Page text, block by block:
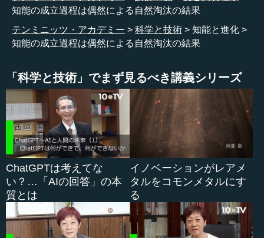
るのです。私はこれがすごく納得のいく話なので、面白く
松尾 分かりました、読んでみます。ありがとうございま
●生物の在り方を予測する素朴物理学と素朴心理学と
素朴生物学
長谷川 ところで、素朴物理学というものがあるのです
が、それには素朴心理学と素朴生物学も備わっており、そ
れについては、例えば何が食べられるものか、何が危険な
ものか、こういう生き物はどういう動きをするのか、とい
うことが生得的といいますか、キャナライズ（canalize）さ
れているということです。松尾さんは「GAVAGAI」をご存
じですか？
知能の成立過程は偶然による自然淘汰の結果
テンミニッツ・アカデミー
科学と技術
知能と進化
知能の成立過程は偶然による自然淘汰の結果
「科学と技術」でまず見るべき講義シリーズ
ChatGPTは考えてな
い？…「AIの回答」の本
質とは
イノベーションがレアメ
タルをコモンメタルにす
る